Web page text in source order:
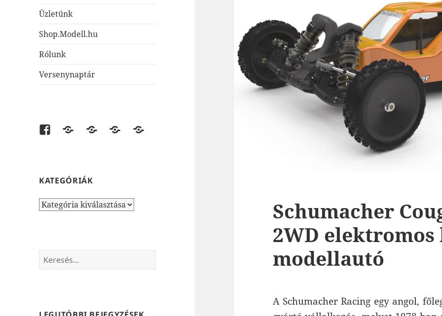
Üzletünk
Shop.Modell.hu
Rólunk
Versenynaptár
Facebookshop.modell.hu
AirsoftOne.hu
JátékNet.huJátékBolt.hu
KATEGÓRIÁK
Kategóriák
Keresés:
Schumacher
2WD elektromos
modellautó
A Schumacher Racing egy angol,